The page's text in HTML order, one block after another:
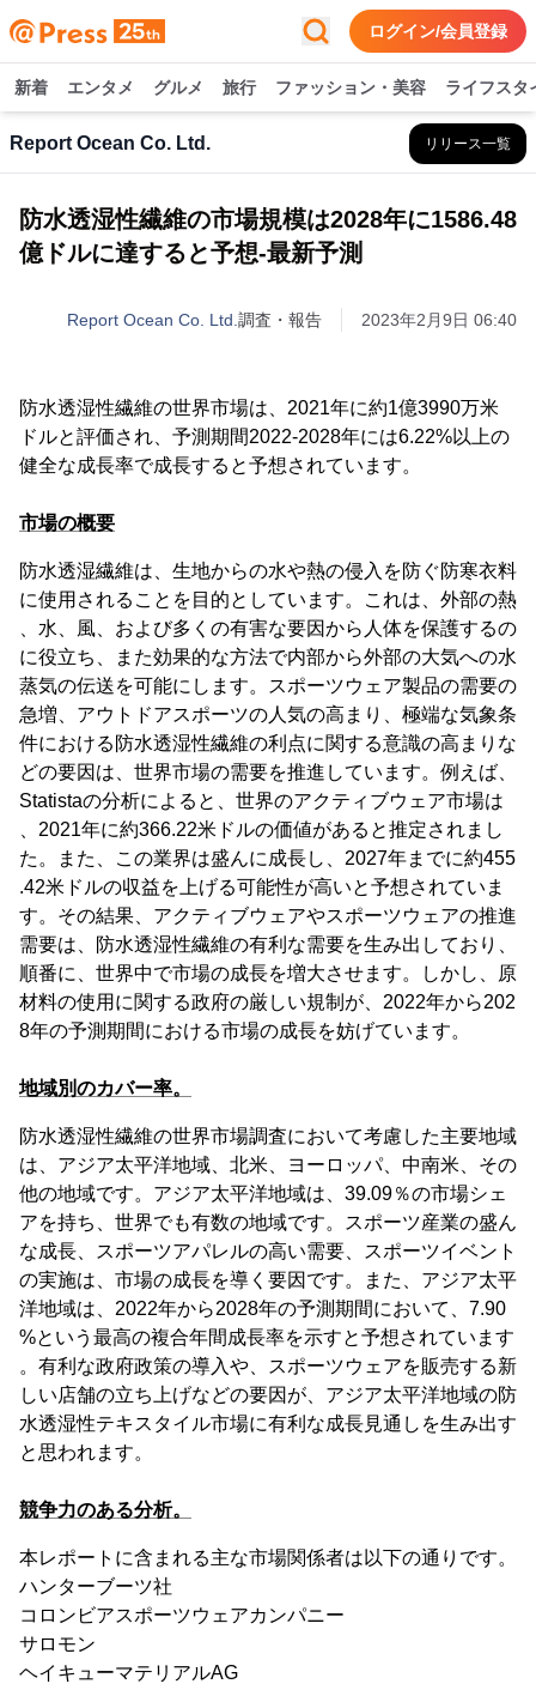
ログイン/会員登録
新着 エンタメ グルメ 旅行 ファッション・美容 ライフスタ
Report Ocean Co. Ltd. リリース一覧
防水透湿性繊維の市場規模は2028年に1586.48
億ドルに達すると予想-最新予測
Report Ocean Co. Ltd. 調査・報告 2023年2月9日 06:40
防水透湿性繊維の世界市場は、2021年に約1億3990万米
ドルと評価され、予測期間2022-2028年には6.22%以上の
健全な成長率で成長すると予想されています。
市場の概要
防水透湿繊維は、生地からの水や熱の侵入を防ぐ防寒衣料
に使用されることを目的としています。これは、外部の熱
、水、風、および多くの有害な要因から人体を保護するの
に役立ち、また効果的な方法で内部から外部の大気への水
蒸気の伝送を可能にします。スポーツウェア製品の需要の
急増、アウトドアスポーツの人気の高まり、極端な気象条
件における防水透湿性繊維の利点に関する意識の高まりな
どの要因は、世界市場の需要を推進しています。例えば、
Statistaの分析によると、世界のアクティブウェア市場は
、2021年に約366.22米ドルの価値があると推定されまし
た。また、この業界は盛んに成長し、2027年までに約455
.42米ドルの収益を上げる可能性が高いと予想されていま
す。その結果、アクティブウェアやスポーツウェアの推進
需要は、防水透湿性繊維の有利な需要を生み出しており、
順番に、世界中で市場の成長を増大させます。しかし、原
材料の使用に関する政府の厳しい規制が、2022年から202
8年の予測期間における市場の成長を妨げています。
地域別のカバー率。
防水透湿性繊維の世界市場調査において考慮した主要地域
は、アジア太平洋地域、北米、ヨーロッパ、中南米、その
他の地域です。アジア太平洋地域は、39.09％の市場シェ
アを持ち、世界でも有数の地域です。スポーツ産業の盛ん
な成長、スポーツアパレルの高い需要、スポーツイベント
の実施は、市場の成長を導く要因です。また、アジア太平
洋地域は、2022年から2028年の予測期間において、7.90
%という最高の複合年間成長率を示すと予想されています
。有利な政府政策の導入や、スポーツウェアを販売する新
しい店舗の立ち上げなどの要因が、アジア太平洋地域の防
水透湿性テキスタイル市場に有利な成長見通しを生み出す
と思われます。
競争力のある分析。
本レポートに含まれる主な市場関係者は以下の通りです。
ハンターブーツ社
コロンビアスポーツウェアカンパニー
サロモン
ヘイキューマテリアルAG